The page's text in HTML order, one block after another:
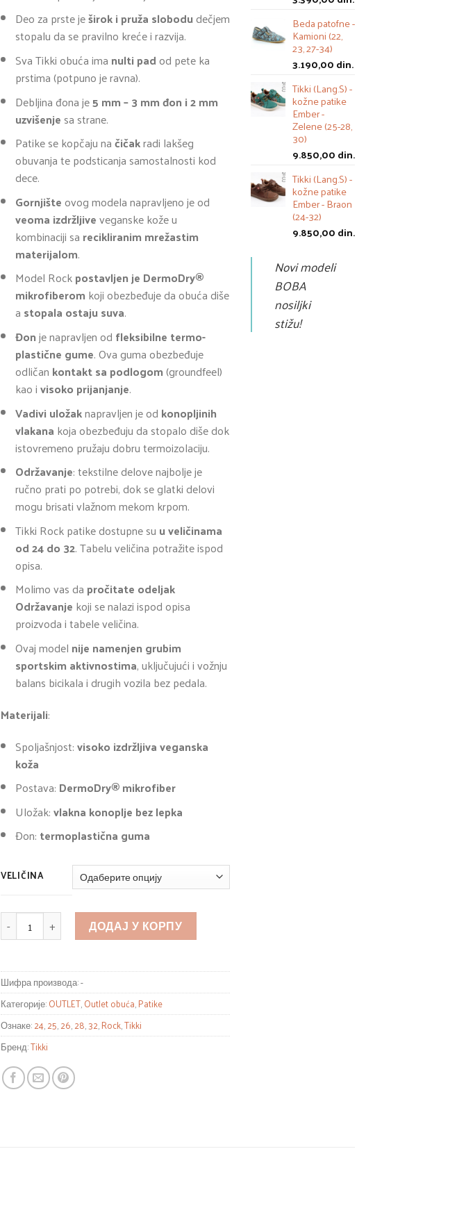
Deo za prste ješirok i pruža slobodu dečjem
stopalu da se pravilno kreće i razvija.
Sva Tikki obuća ima nulti pad od pete ka
prstima (potpuno je ravna).
Debljina đona je5 mm – 3 mm đon i 2 mm
uzvišenje sa strane.
Patike se kopčaju načičakradi lakšeg
obuvanja te podsticanja samostalnosti kod
dece.
Gornjište ovog modela napravljeno je od
veoma izdržljiveveganske kože u
kombinaciji sa recikliranim mrežastim
materijalom.
Model Rockpostavljen je DermoDry®
mikrofiberom koji obezbeđuje da obuća diše
a stopala ostaju suva.
Đonje napravljen od fleksibilne termo-
plastične gume. Ova guma obezbeđuje
odličan kontakt sa podlogom(groundfeel)
kao ivisoko prijanjanje.
Vadivi uložaknapravljen je od konopljinih
vlakana koja obezbeđuju da stopalo diše dok
istovremeno pružaju dobru termoizolaciju.
Održavanje: tekstilne delove najbolje je
ručno prati po potrebi, dok se glatki delovi
mogu brisati vlažnom mekom krpom.
Tikki Rock patike dostupne su u veličinama
od 24 do 32. Tabelu veličina potražite ispod
opisa.
Molimo vas da pročitate odeljak
Održavanje koji se nalazi ispod opisa
proizvoda i tabele veličina.
Ovaj model nije namenjen grubim
sportskim aktivnostima, uključujući i vožnju
balans bicikala i drugih vozila bez pedala.
Materijali:
Spoljašnjost:visoko izdržljiva veganska
koža
Postava: DermoDry® mikrofiber
Uložak:vlakna konoplje bezlepka
Đon: termoplastična guma
VELIČINA
КОЛИЧИНА ДОДАЈ У КОРПУ
Шифра производа:-
Категорије:OUTLET,Outlet obuća,Patike
Ознаке:24,25,26,28,32,Rock,Tikki
Бренд:Tikki
Beda patofne -
Kamioni (22,
23, 27-34)
3.190,00din.
Tikki (Lang.S) -
kožne patike
Ember -
Zelene (25-28,
30)
9.850,00din.
Tikki (Lang.S) -
kožne patike
Ember - Braon
(24-32)
9.850,00din.
Novi modeli
BOBA
nosiljki
stižu!